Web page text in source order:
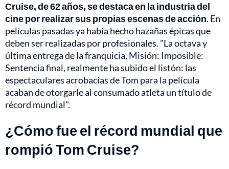
Cruise, de 62 años, se destaca en la industria del
cine por realizar sus propias escenas de acción. En
películas pasadas ya había hecho hazañas épicas que
deben ser realizadas por profesionales. "La octava y
última entrega de la franquicia, Misión: Imposible:
Sentencia final, realmente ha subido el listón: las
espectaculares acrobacias de Tom para la película
acaban de otorgarle al consumado atleta un título de
récord mundial".
¿Cómo fue el récord mundial que
rompió Tom Cruise?